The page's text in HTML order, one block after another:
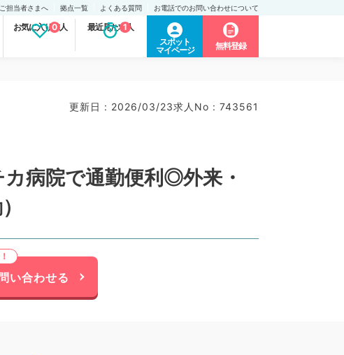
担当者さまへ 拠点一覧 よくある質問 お電話でのお問い合わせについて
お気に入り求人
0 最近見た求人
1
スポット
マイページ
無料登録
更新日 : 2026/03/23求人No : 743561
病院で通勤便利◎外来・
い合わせる